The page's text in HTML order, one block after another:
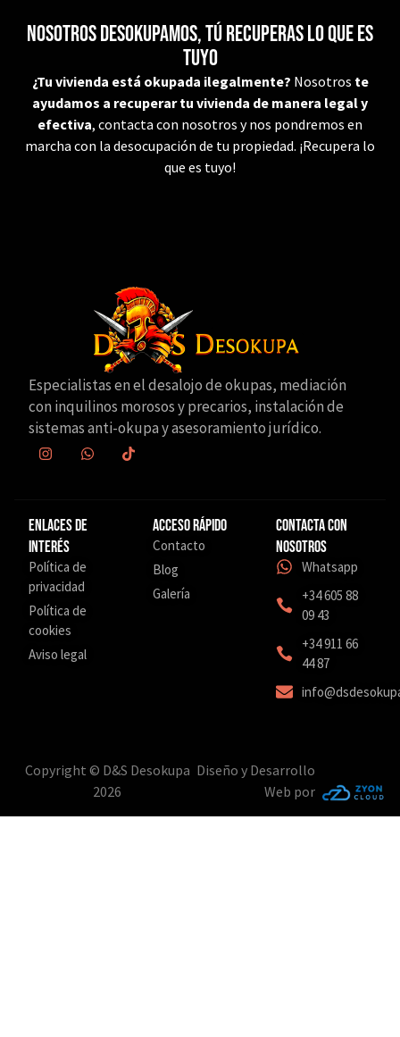
Nosotros desokupamos, tú recuperas lo que es
tuyo
¿Tu vivienda está okupada ilegalmente? Nosotros te
ayudamos a recuperar tu vivienda de manera legal y
efectiva, contacta con nosotros y nos pondremos en
marcha con la desocupación de tu propiedad. ¡Recupera lo
que es tuyo!
Especialistas en el desalojo de okupas, mediación
con inquilinos morosos y precarios, instalación de
sistemas anti-okupa y asesoramiento jurídico.
Enlaces de
interés
Política de
privacidad
Política de
cookies
Aviso legal
Acceso Rápido
Contacto
Blog
Galería
Contacta con
nosotros
Whatsapp
+34 605 88
09 43
‎+34 911 66
44 87
Copyright © D&S Desokupa
2026
Diseño y Desarrollo
Web por